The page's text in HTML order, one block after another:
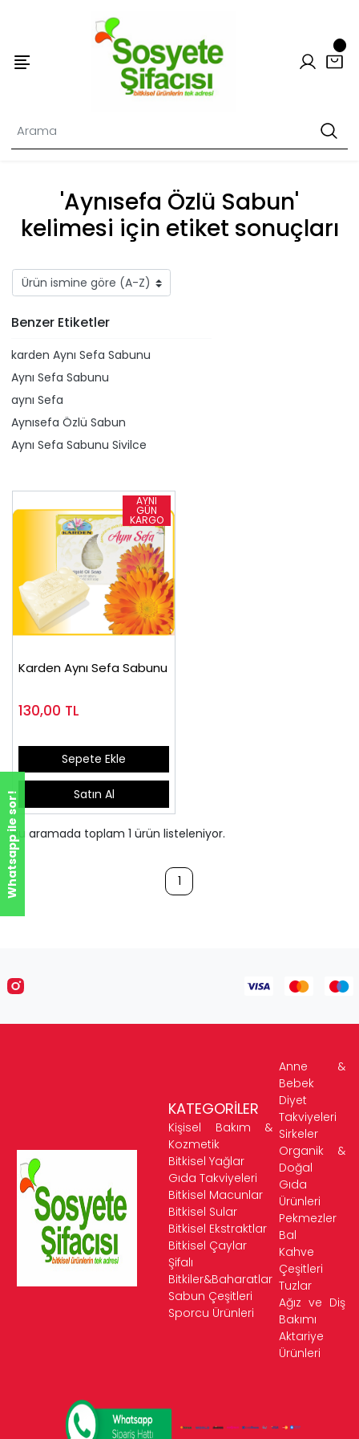
'Aynısefa Özlü Sabun'
kelimesi için etiket sonuçları
Benzer Etiketler
​karden Aynı Sefa Sabunu
Aynı Sefa Sabunu
​aynı Sefa
Aynısefa Özlü Sabun
Aynı Sefa Sabunu Sivilce
Karden Aynı Sefa Sabunu
130,00 TL
Sepete Ekle
Satın Al
Bu aramada toplam 1 ürün listeleniyor.
1
KATEGORİLER
Kişisel Bakım &
Kozmetik
Bitkisel Yağlar
Gıda Takviyeleri
Bitkisel Macunlar
Bitkisel Sular
Bitkisel Ekstraktlar
Bitkisel Çaylar
Şifalı
Bitkiler&Baharatlar
Sabun Çeşitleri
Sporcu Ürünleri
Anne &
Bebek
Diyet
Takviyeleri
Sirkeler
Organik &
Doğal
Gıda
Ürünleri
Pekmezler
Bal
Kahve
Çeşitleri
Tuzlar
Ağız ve Diş
Bakımı
Aktariye
Ürünleri
Whatsapp ile sor!